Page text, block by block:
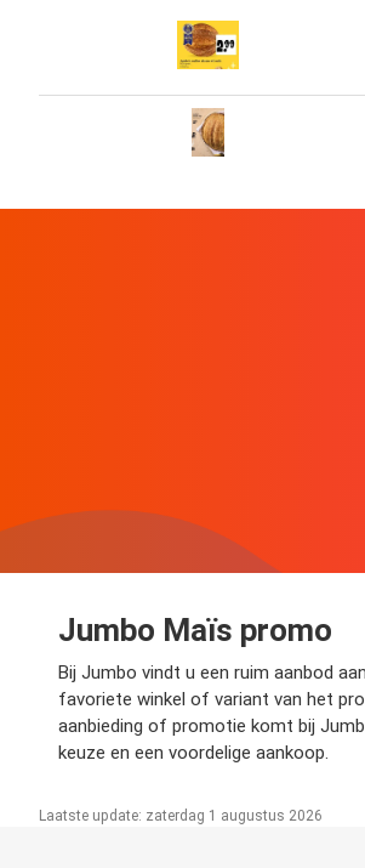
Jumbo Maïs promo
Bij Jumbo vindt u een ruim aanbod
favoriete winkel of variant van het
aanbieding of promotie komt bij
keuze en een voordelige aankoop.
Laatste update: zaterdag 1 augustus 2026